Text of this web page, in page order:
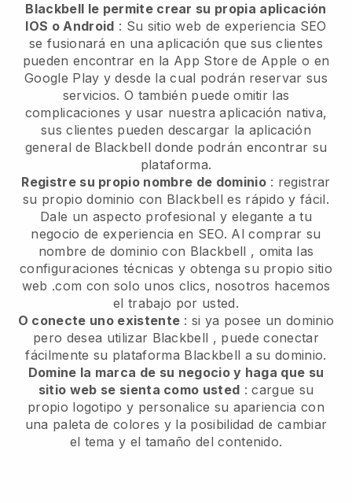
Blackbell le permite crear su propia aplicación
IOS o Android : Su sitio web de experiencia SEO
se fusionará en una aplicación que sus clientes
pueden encontrar en la App Store de Apple o en
Google Play y desde la cual podrán reservar sus
servicios. O también puede omitir las
complicaciones y usar nuestra aplicación nativa,
sus clientes pueden descargar la aplicación
general de Blackbell donde podrán encontrar su
plataforma.
Registre su propio nombre de dominio: registrar
su propio dominio con Blackbell es rápido y fácil.
Dale un aspecto profesional y elegante a tu
negocio de experiencia en SEO. Al comprar su
nombre de dominio con Blackbell , omita las
configuraciones técnicas y obtenga su propio sitio
web .com con solo unos clics, nosotros hacemos
el trabajo por usted.
O conecte uno existente : si ya posee un dominio
pero desea utilizar Blackbell , puede conectar
fácilmente su plataforma Blackbell a su dominio.
Domine la marca de su negocio y haga que su
sitio web se sienta como usted : cargue su
propio logotipo y personalice su apariencia con
una paleta de colores y la posibilidad de cambiar
el tema y el tamaño del contenido.